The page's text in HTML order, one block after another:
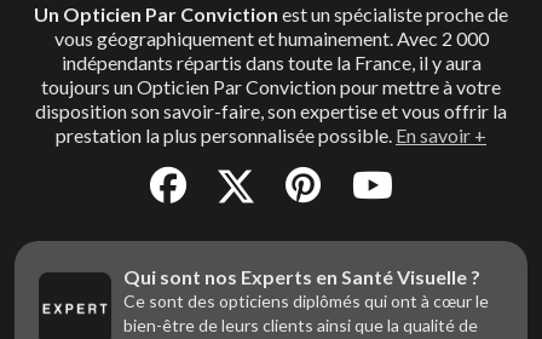
Un Opticien Par Conviction est un spécialiste proche de
vous géographiquement et humainement. Avec 2 000
indépendants répartis dans toute la France, il y aura
toujours un Opticien Par Conviction pour mettre à votre
disposition son savoir-faire, son expertise et vous offrir la
prestation la plus personnalisée possible. En savoir +
Qui sont nos Experts en Santé Visuelle ?
Ce sont des opticiens diplômés qui ont à cœur le
bien-être de leurs clients ainsi que la qualité de